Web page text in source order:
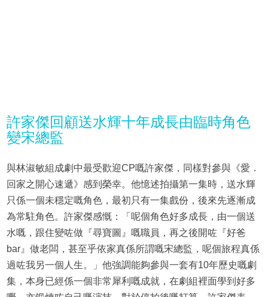
許家傑回顧送水輝十年成長由臨時角色
變宋總監
與林淑敏組成劇中最受歡迎CP嘅許家傑，同樣對參與《愛．
回家之開心速遞》感到榮幸。他憶述拍攝第一集時，送水輝
只係一個未穩定嘅角色，最初只有一集戲份，後來先逐漸成
為常駐角色。許家傑感慨：「呢個角色好多成長，由一個送
水嘅，跟住變咗做『尋寶圖』嘅職員，再之後開咗『好爸
bar』做老闆，甚至乎依家真係所謂嘅宋總監，呢個旅程真係
過咗我另一個人生。」他強調能夠參與一套有10年歷史嘅劇
集，本身已經係一個非常犀利嘅成就，在劇組裡面學到好多